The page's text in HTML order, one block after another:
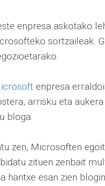
enpresa askotako
sortzaileak.
enpresa
arrisku eta
bloga.
zen, Microsoften
zituen zenbait
hantxe esan zien